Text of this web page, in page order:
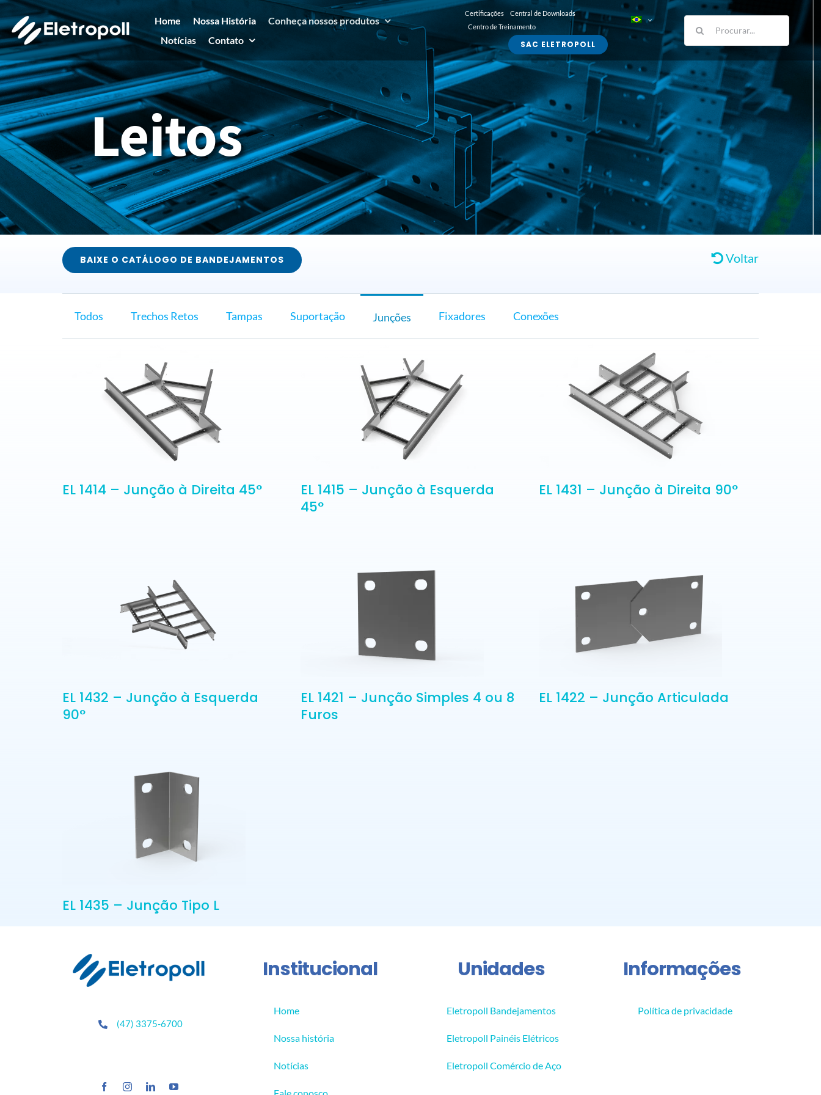
para
o
conteúdo
Home Nossa História
Conheça nossos produtos
Notícias
Contato
Certificações
Central de Downloads
Centro de Treinamento
SAC ELETROPOLL
Buscar
resultados
para:
Leitos
Fale conosco
BAIXE O CATÁLOGO DE BANDEJAMENTOS Voltar
Todos Trechos Retos Tampas Suportação Junções Fixadores Conexões
EL 1414 – Junção à Direita 45°
EL 1415 – Junção à Esquerda
45°
EL 1431 – Junção à Direita 90°
EL 1432 – Junção à Esquerda
90°
EL 1421 – Junção Simples 4 ou 8
Furos
EL 1422 – Junção Articulada
EL 1435 – Junção Tipo L
(47) 3375-6700
Institucional
Home
Nossa história
Notícias
Unidades
Eletropoll Bandejamentos
Eletropoll Painéis Elétricos
Eletropoll Comércio de Aço
Informações
Política de privacidade